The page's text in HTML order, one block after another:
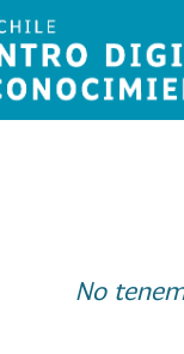
No